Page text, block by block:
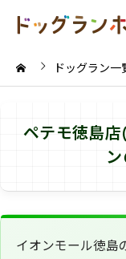
ドッグラン一
ペテモ徳島
イオンモール徳島